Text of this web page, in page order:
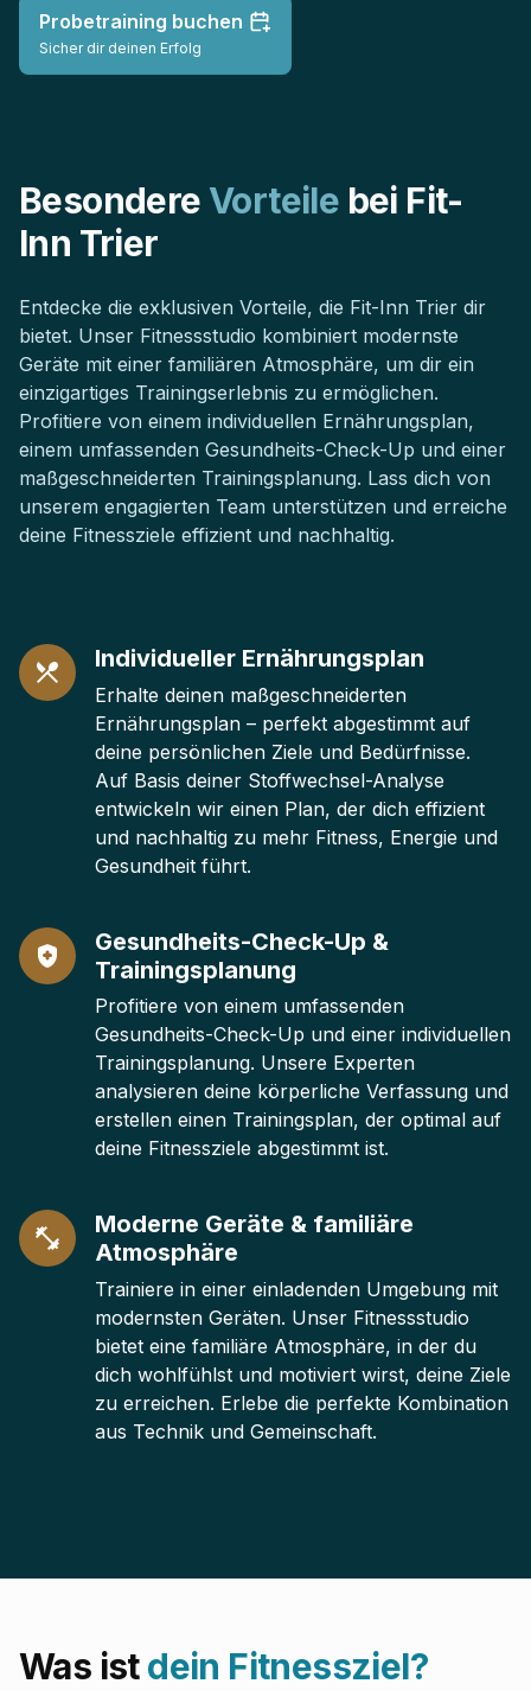
Probetraining buchen
Sicher dir deinen Erfolg
Besondere Vorteile bei Fit-
Inn Trier
Entdecke die exklusiven Vorteile, die Fit-Inn Trier dir
bietet. Unser Fitnessstudio kombiniert modernste
Geräte mit einer familiären Atmosphäre, um dir ein
einzigartiges Trainingserlebnis zu ermöglichen.
Profitiere von einem individuellen Ernährungsplan,
einem umfassenden Gesundheits-Check-Up und einer
maßgeschneiderten Trainingsplanung. Lass dich von
unserem engagierten Team unterstützen und erreiche
deine Fitnessziele effizient und nachhaltig.
Individueller Ernährungsplan
Erhalte deinen maßgeschneiderten
Ernährungsplan – perfekt abgestimmt auf
deine persönlichen Ziele und Bedürfnisse.
Auf Basis deiner Stoffwechsel-Analyse
entwickeln wir einen Plan, der dich effizient
und nachhaltig zu mehr Fitness, Energie und
Gesundheit führt.
Gesundheits-Check-Up &
Trainingsplanung
Profitiere von einem umfassenden
Gesundheits-Check-Up und einer individuellen
Trainingsplanung. Unsere Experten
analysieren deine körperliche Verfassung und
erstellen einen Trainingsplan, der optimal auf
deine Fitnessziele abgestimmt ist.
Moderne Geräte & familiäre
Atmosphäre
Trainiere in einer einladenden Umgebung mit
modernsten Geräten. Unser Fitnessstudio
bietet eine familiäre Atmosphäre, in der du
dich wohlfühlst und motiviert wirst, deine Ziele
zu erreichen. Erlebe die perfekte Kombination
aus Technik und Gemeinschaft.
Was istdein Fitnessziel?